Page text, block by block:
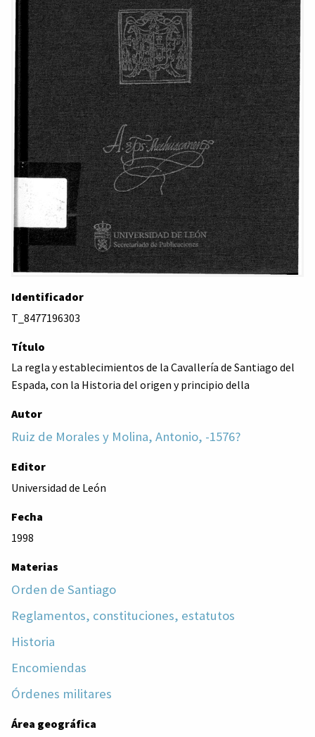
Identificador
T_8477196303
Título
La regla y establecimientos de la Cavallería de Santiago del
Espada, con la Historia del origen y principio della
Autor
Ruiz de Morales y Molina, Antonio, -1576?
Editor
Universidad de León
Fecha
1998
Materias
Orden de Santiago
Reglamentos, constituciones, estatutos
Historia
Encomiendas
Órdenes militares
Área geográfica